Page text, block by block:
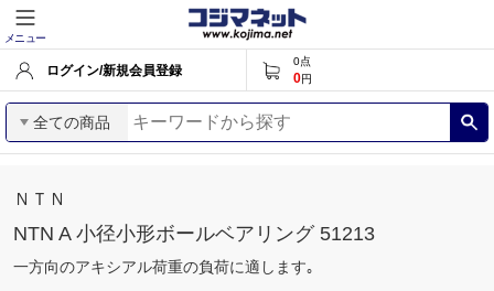
メニュー
ログイン/新規会員登録
0点
0円
全ての商品
ＮＴＮ
NTN A 小径小形ボールベアリング 51213
一方向のアキシアル荷重の負荷に適します｡